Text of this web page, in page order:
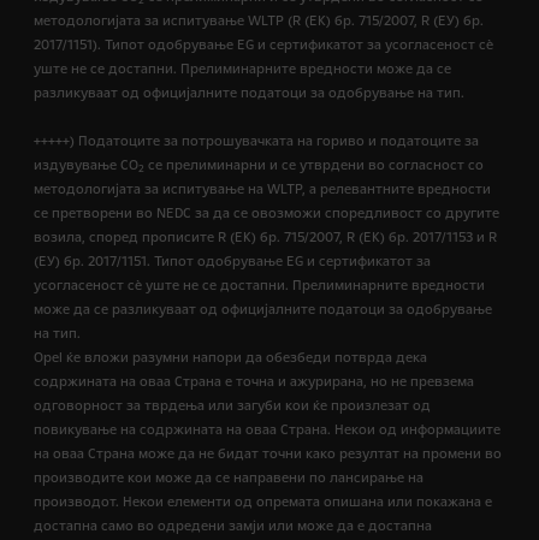
методологијата за испитување WLTP (R (EК) бр. 715/2007, R (ЕУ) бр.
2017/1151). Типот одобрување EG и сертификатот за усогласеност сѐ
уште не се достапни. Прелиминарните вредности може да се
разликуваат од официјалните податоци за одобрување на тип.
+++++) Податоците за потрошувачката на гориво и податоците за
издувување CO2 се прелиминарни и се утврдени во согласност со
методологијата за испитување на WLTP, а релевантните вредности
се претворени во NEDC за да се овозможи споредливост со другите
возила, според прописите R (EК) бр. 715/2007, R (ЕК) бр. 2017/1153 и R
(ЕУ) бр. 2017/1151. Типот одобрување EG и сертификатот за
усогласеност сѐ уште не се достапни. Прелиминарните вредности
може да се разликуваат од официјалните податоци за одобрување
на тип.
Opel ќе вложи разумни напори да обезбеди потврда дека
содржината на оваа Страна е точна и ажурирана, но не превзема
одговорност за тврдења или загуби кои ќе произлезат од
повикување на содржината на оваа Страна. Некои од информациите
на оваа Страна може да не бидат точни како резултат на промени во
производите кои може да се направени по лансирање на
производот. Некои елементи од опремата опишана или покажана е
достапна само во одредени замји или може да е достапна